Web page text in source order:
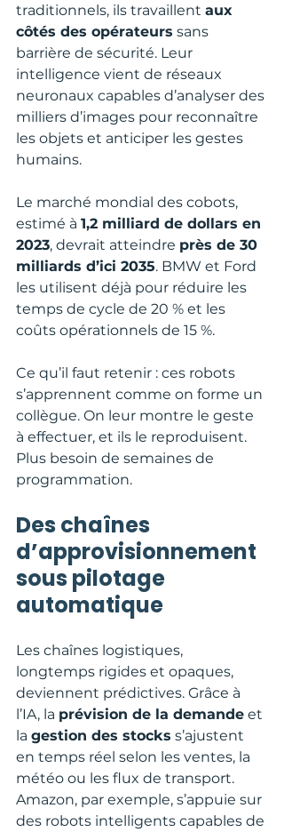
traditionnels, ils travaillent aux
côtés des opérateurs sans
barrière de sécurité. Leur
intelligence vient de réseaux
neuronaux capables d’analyser des
milliers d’images pour reconnaître
les objets et anticiper les gestes
humains.
Le marché mondial des cobots,
estimé à 1,2 milliard de dollars en
2023, devrait atteindre près de 30
milliards d’ici 2035. BMW et Ford
les utilisent déjà pour réduire les
temps de cycle de 20 % et les
coûts opérationnels de 15 %.
Ce qu’il faut retenir : ces robots
s’apprennent comme on forme un
collègue. On leur montre le geste
à effectuer, et ils le reproduisent.
Plus besoin de semaines de
programmation.
Des chaînes
d’approvisionnement
sous pilotage
automatique
Les chaînes logistiques,
longtemps rigides et opaques,
deviennent prédictives. Grâce à
l’IA, la prévision de la demande et
la gestion des stocks s’ajustent
en temps réel selon les ventes, la
météo ou les flux de transport.
Amazon, par exemple, s’appuie sur
des robots intelligents capables de